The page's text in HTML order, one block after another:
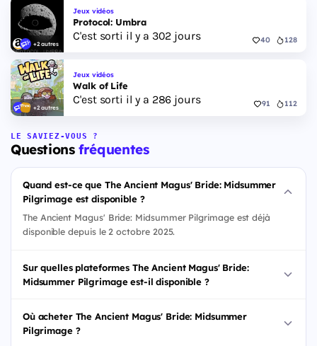
+2 autres
Jeux vidéos
Protocol: Umbra
C'est sorti il y a 302 jours 40 128
+2 autres
Jeux vidéos
Walk of Life
C'est sorti il y a 286 jours 91 112
LE SAVIEZ-VOUS ?
Questionsfréquentes
Quand est-ce que The Ancient Magus' Bride: Midsummer
Pilgrimage est disponible ?
The Ancient Magus' Bride: Midsummer Pilgrimage est déjà
disponible depuis le 2 octobre 2025.
Sur quelles plateformes The Ancient Magus' Bride:
Midsummer Pilgrimage est-il disponible ?
Où acheter The Ancient Magus' Bride: Midsummer
Pilgrimage ?